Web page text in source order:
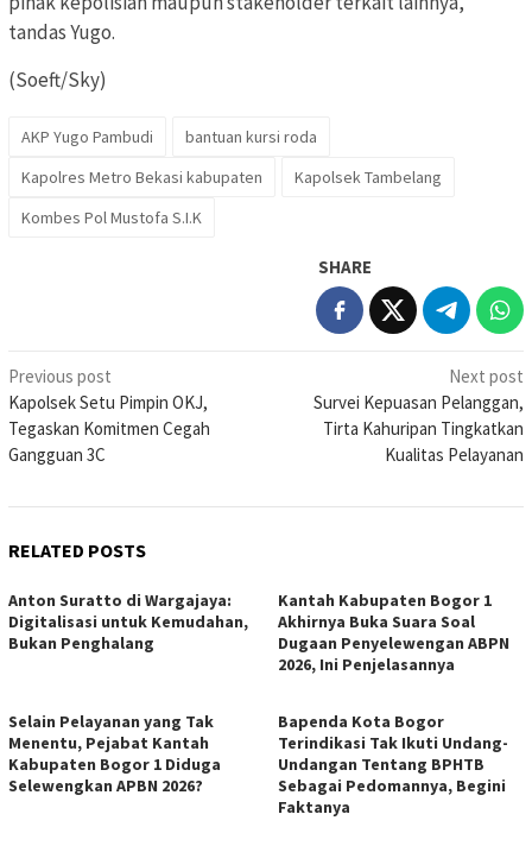
tandas Yugo.
(Soeft/Sky)
AKP Yugo Pambudi
bantuan kursi roda
Kapolres Metro Bekasi kabupaten
Kapolsek Tambelang
Kombes Pol Mustofa S.I.K
SHARE
Post
navigation
Previous post
Kapolsek Setu Pimpin OKJ,
Tegaskan Komitmen Cegah
Gangguan 3C
Next post
Survei Kepuasan Pelanggan,
Tirta Kahuripan Tingkatkan
Kualitas Pelayanan
RELATED POSTS
Anton Suratto di Wargajaya:
Digitalisasi untuk Kemudahan,
Bukan Penghalang
Kantah Kabupaten Bogor 1
Akhirnya Buka Suara Soal
Dugaan Penyelewengan ABPN
2026, Ini Penjelasannya
Selain Pelayanan yang Tak
Menentu, Pejabat Kantah
Kabupaten Bogor 1 Diduga
Selewengkan APBN 2026?
Bapenda Kota Bogor
Terindikasi Tak Ikuti Undang-
Undangan Tentang BPHTB
Sebagai Pedomannya, Begini
Faktanya